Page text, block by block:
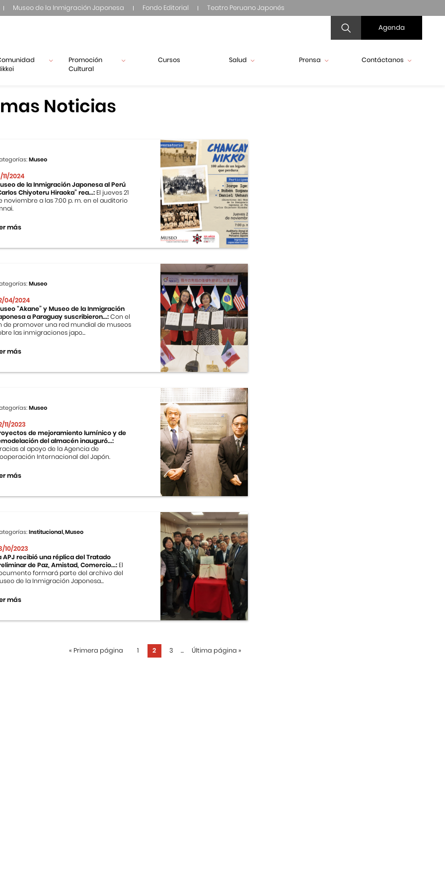
Museo de la Inmigración Japonesa Fondo Editorial Teatro Peruano Japonés
Agenda
Promoción
Cultural
Cursos Salud Prensa Contáctanos
Noticias
Museo
11/2024
de la Inmigración Japonesa al Perú
Chiyoteru Hiraoka” rea...: El jueves 21
noviembre a las 7:00 p. m. en el auditorio
más
Museo
04/2024
“Akane” y Museo de la Inmigración
a Paraguay suscribieron...:Con el
de promover una red mundial de museos
las inmigraciones japo...
más
Museo
11/2023
de mejoramiento lumínico y de
del almacén inauguró...:
al apoyo de la Agencia de
Internacional del Japón.
más
Institucional, Museo
10/2023
APJ recibió una réplica del Tratado
de Paz, Amistad, Comercio...: El
formará parte del archivo del
de la Inmigración Japonesa...
más
« Primera página 1 2 3 ... Última página »